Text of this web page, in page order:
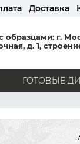
Доставка
образцами: г.
д. 1,
ГОТОВЫЕ
Англия